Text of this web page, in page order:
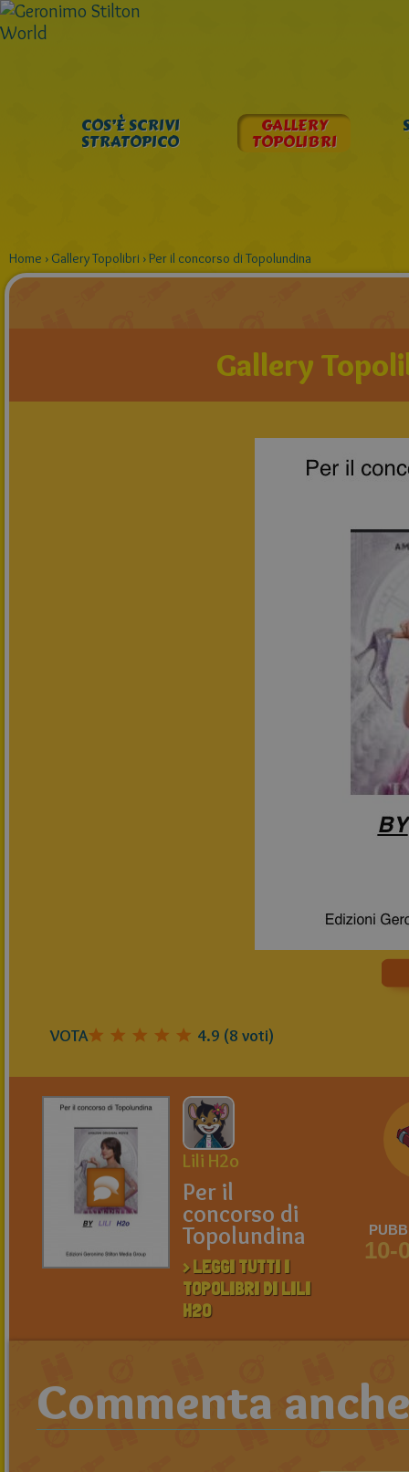
COS’È SCRIVI
STRATOPICO
GALLERY
TOPOLIBRI
Home › Gallery Topolibri ›Per il concorso di Topolundina
Gallery
VOTA 4.9 (8 voti)
Lili H2o
Per il
concorso di
Topolundina
> LEGGI TUTTI I
TOPOLIBRI DI LILI
H2O
10-
Commenta